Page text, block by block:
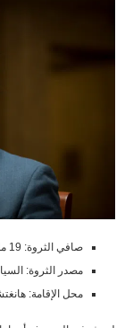
صافي الثروة: 19 مليار دولار
مصدر الثروة:
محل الإقامة: